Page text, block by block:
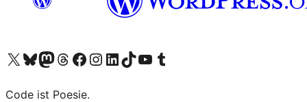
Unser X-Konto (früher Twitter) besuchen
Unser Bluesky-Konto besuchen
Unser Mastodon-Konto besuchen
Unser Threads-Konto besuchen
Unsere Facebook-Seite besuchen
Unser Instagram-Konto besuchen
Unser LinkedIn-Konto besuchen
Unser TikTok-Konto besuchen
Unseren YouTube-Kanal besuchen
Unser Tumblr-Konto besuchen
Code ist Poesie.